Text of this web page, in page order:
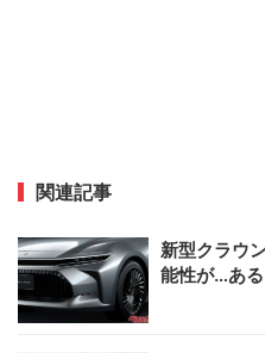
関連記事
新型クラウ
能性が…ある